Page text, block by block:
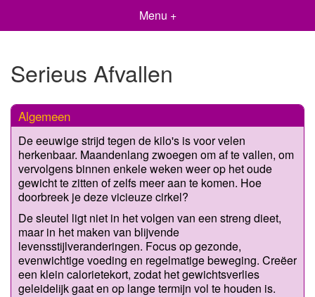
Menu +
Serieus Afvallen
Algemeen
De eeuwige strijd tegen de kilo's is voor velen
herkenbaar. Maandenlang zwoegen om af te vallen, om
vervolgens binnen enkele weken weer op het oude
gewicht te zitten of zelfs meer aan te komen. Hoe
doorbreek je deze vicieuze cirkel?
De sleutel ligt niet in het volgen van een streng dieet,
maar in het maken van blijvende
levensstijlveranderingen. Focus op gezonde,
evenwichtige voeding en regelmatige beweging. Creëer
een klein calorietekort, zodat het gewichtsverlies
geleidelijk gaat en op lange termijn vol te houden is.